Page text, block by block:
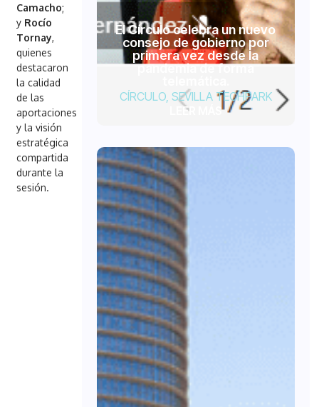
Camacho;
y Rocío
Tornay,
quienes
destacaron
la calidad
de las
aportaciones
y la visión
estratégica
compartida
durante la
sesión.
El Círculo celebra un nuevo
consejo de gobierno por
primera vez desde la
pandemia de forma
CÍRCULO, SEVILLA TECHPARK
LEER MÁS